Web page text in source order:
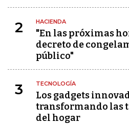
2 HACIENDA
"En las próximas
decreto de
público"
3 TECNOLOGÍA
Los gadgets
transformando las
del hogar